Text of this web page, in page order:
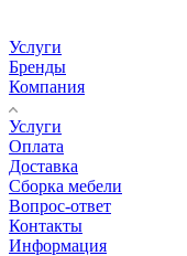
Услуги
Бренды
Компания
Услуги
Оплата
Доставка
Сборка мебели
Вопрос-ответ
Контакты
Информация